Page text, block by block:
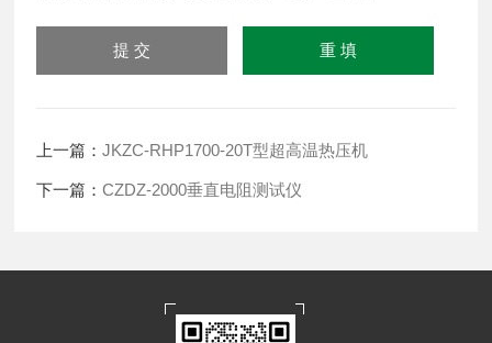
上一篇：JKZC-RHP1700-20T型超高温热压机
下一篇：CZDZ-2000垂直电阻测试仪